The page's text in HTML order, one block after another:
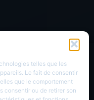
telles que les
Le fait de consentir
que le comportement
consentir ou de retirer son